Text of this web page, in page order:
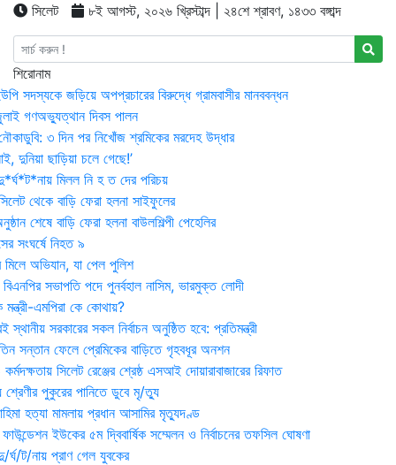
সিলেট ৮ই আগস্ট, ২০২৬ খ্রিস্টাব্দ | ২৪শে শ্রাবণ, ১৪৩৩ বঙ্গাব্দ
শিরোনাম
সদস্যকে জড়িয়ে অপপ্রচারের বিরুদ্ধে গ্রামবাসীর মানববন্ধন
গণঅভ্যুত্থান দিবস পালন
৩ দিন পর নিখোঁজ শ্রমিকের মরদেহ উদ্ধার
দুনিয়া ছাড়িয়া চলে গেছে!’
মিলল নি হ ত দের পরিচয়
থেকে বাড়ি ফেরা হলনা সাইফুলের
শেষে বাড়ি ফেরা হলনা বাউলশিল্পী পেহেলির
সংঘর্ষে নিহত ৯
মিলে অভিযান, যা পেল পুলিশ
সভাপতি পদে পুনর্বহাল নাসিম, ভারমুক্ত লোদী
মন্ত্রী-এমপিরা কে কোথায়?
সরকারের সকল নির্বাচন অনুষ্ঠিত হবে: প্রতিমন্ত্রী
সন্তান ফেলে প্রেমিকের বাড়িতে গৃহবধূর অনশন
সিলেট রেঞ্জের শ্রেষ্ঠ এসআই দোয়ারাবাজারের রিফাত
শ্রেণীর পুকুরের পানিতে ডুবে মৃ/ত্যু
হত্যা মামলায় প্রধান আসামির মৃত্যুদণ্ড
ইউকের ৫ম দ্বিবার্ষিক সম্মেলন ও নির্বাচনের তফসিল ঘোষণা
ট/নায় প্রাণ গেল যুবকের